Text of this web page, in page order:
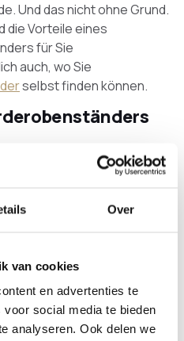
Over
van cookies
en advertenties te
social media te bieden
analyseren. Ook delen we
Und das nicht ohne Grund.
die Vorteile eines
für Sie
auch, wo Sie
selbst finden können.
hat viele Vorteile. Wir
Sie aufgelistet. Dann
in Ihrem Haus.